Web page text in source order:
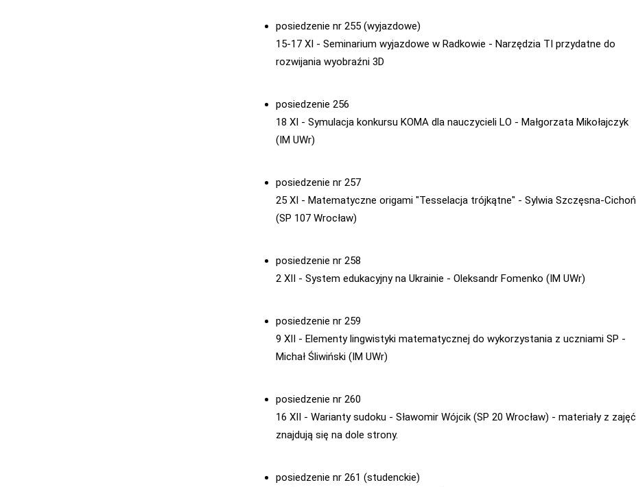
posiedzenie nr 255 (wyjazdowe)
15-17 XI - Seminarium wyjazdowe w Radkowie - Narzędzia TI przydatne do
rozwijania wyobraźni 3D
posiedzenie 256
18 XI - Symulacja konkursu KOMA dla nauczycieli LO - Małgorzata Mikołajczyk
(IM UWr)
posiedzenie nr 257
25 XI - Matematyczne origami "Tesselacja trójkątne" - Sylwia Szczęsna-Cichoń
(SP 107 Wrocław)
posiedzenie nr 258
2 XII - System edukacyjny na Ukrainie - Oleksandr Fomenko (IM UWr)
posiedzenie nr 259
9 XII - Elementy lingwistyki matematycznej do wykorzystania z uczniami SP -
Michał Śliwiński (IM UWr)
posiedzenie nr 260
16 XII - Warianty sudoku - Sławomir Wójcik (SP 20 Wrocław) - materiały z zajęć
znajdują się na dole strony.
posiedzenie nr 261 (studenckie)